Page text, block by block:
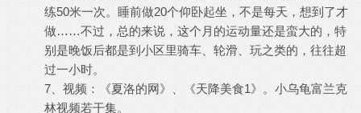
练50米一次。睡前做20个仰卧起坐，不是每天，想到了才
做……不过，总的来说，这个月的运动量还是蛮大的，特
别是晚饭后都是到小区里骑车、轮滑、玩之类的，往往超
过一小时。
7、视频：《夏洛的网》、《天降美食1》。小乌龟富兰克
林视频若干集。